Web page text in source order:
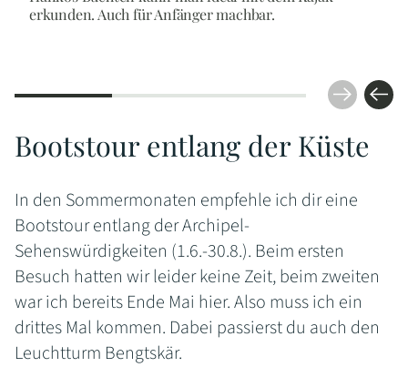
erkunden. Auch für Anfänger machbar.
Bootstour entlang der Küste
In den Sommermonaten empfehle ich dir eine
Bootstour entlang der Archipel-
Sehenswürdigkeiten (1.6.-30.8.). Beim ersten
Besuch hatten wir leider keine Zeit, beim zweiten
war ich bereits Ende Mai hier. Also muss ich ein
drittes Mal kommen. Dabei passierst du auch den
Leuchtturm Bengtskär.